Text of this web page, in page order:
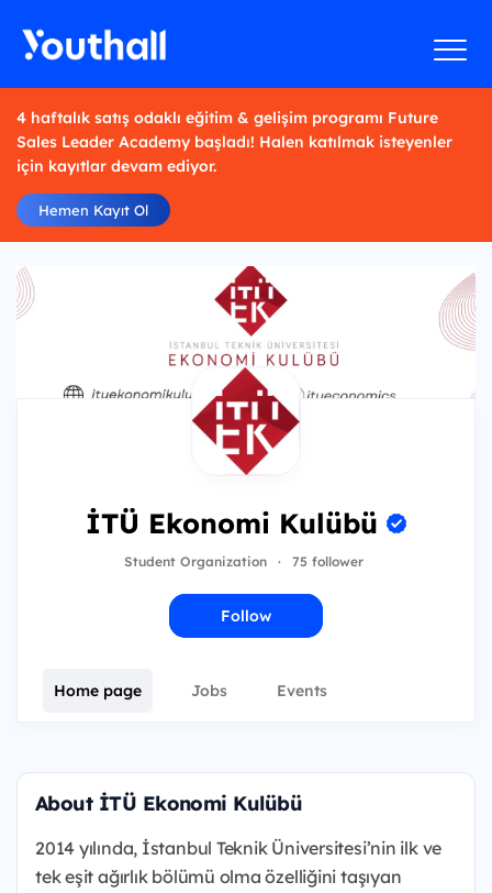
4 haftalık satış odaklı eğitim & gelişim programı Future
Sales Leader Academy başladı! Halen katılmak isteyenler
için kayıtlar devam ediyor.
Hemen Kayıt Ol
İTÜ Ekonomi Kulübü
Student Organization · 75 follower
Follow
Home page Jobs Events
About İTÜ Ekonomi Kulübü
2014 yılında, İstanbul Teknik Üniversitesi’nin ilk ve
tek eşit ağırlık bölümü olma özelliğini taşıyan